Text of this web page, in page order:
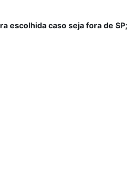
escolhida caso seja fora de SP;